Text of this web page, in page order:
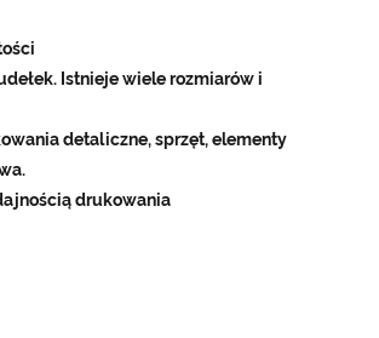
Istnieje wiele rozmiarów i
detaliczne, sprzęt, elementy
drukowania